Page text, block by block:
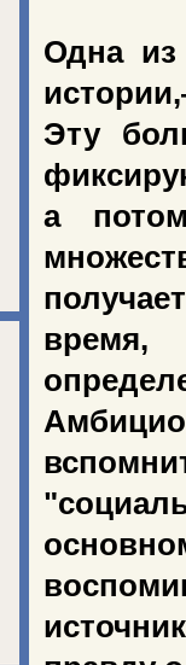
Одна из
Эту
а